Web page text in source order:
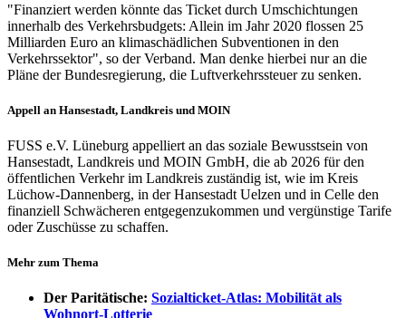
"Finanziert werden könnte das Ticket durch Umschichtungen
innerhalb des Verkehrsbudgets: Allein im Jahr 2020 flossen 25
Milliarden Euro an klimaschädlichen Subventionen in den
Verkehrssektor", so der Verband. Man denke hierbei nur an die
Pläne der Bundesregierung, die Luftverkehrssteuer zu senken.
Appell an Hansestadt, Landkreis und MOIN
FUSS e.V. Lüneburg appelliert an das soziale Bewusstsein von
Hansestadt, Landkreis und MOIN GmbH, die ab 2026 für den
öffentlichen Verkehr im Landkreis zuständig ist, wie im Kreis
Lüchow-Dannenberg, in der Hansestadt Uelzen und in Celle den
finanziell Schwächeren entgegenzukommen und vergünstige Tarife
oder Zuschüsse zu schaffen.
Mehr zum Thema
Der Paritätische: Sozialticket-Atlas: Mobilität als
Wohnort-Lotterie